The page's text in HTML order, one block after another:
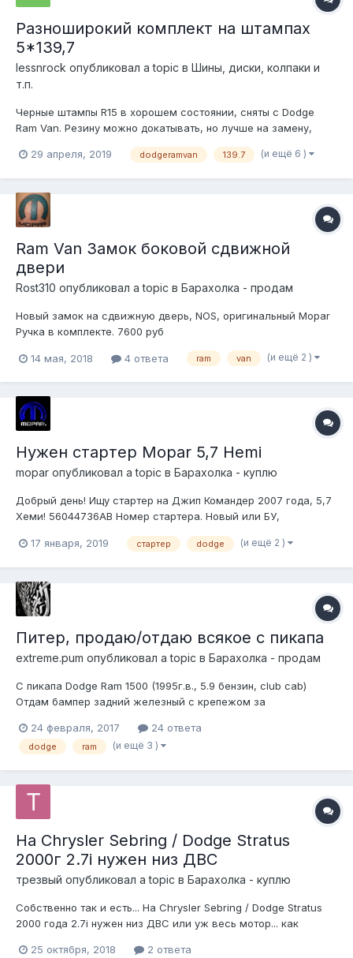
Разноширокий комплект на штампах
5*139,7
lessnrock опубликовал a topic в Шины, диски, колпаки и
т.п.
Черные штампы R15 в хорошем состоянии, сняты с Dodge
Ram Van. Резину можно докатывать, но лучше на замену,
Есть также два дополнительных колеса 8'' в этом дизайне.
29 апреля, 2019 dodgeramvan 139.7 (и ещё 6 )
Ram Van Замок боковой сдвижной
двери
Rost310 опубликовал a topic в Барахолка - продам
Новый замок на сдвижную дверь, NOS, оригинальный Mopar
Ручка в комплекте. 7600 руб
14 мая, 2018 4 ответа ram van (и ещё 2 )
Нужен стартер Mopar 5,7 Hemi
mopar опубликовал a topic в Барахолка - куплю
Добрый день! Ищу стартер на Джип Командер 2007 года, 5,7
Хеми! 56044736AB Номер стартера. Новый или БУ,
могу, надо срочно!
17 января, 2019 стартер dodge (и ещё 2 )
Питер, продаю/отдаю всякое с пикапа
extreme.pum опубликовал a topic в Барахолка - продам
С пикапа Dodge Ram 1500 (1995г.в., 5.9 бензин, club cab)
Отдам бампер задний железный с крепежом за
со стойками и ушами на тех же условиях. Продам задние
фонари светодиоды. Фотку скину, всё работает, просто
24 февраля, 2017 24 ответа
dodge ram (и ещё 3 )
На Chrysler Sebring / Dodge Stratus
2000г 2.7i нужен низ ДВС
трезвый опубликовал a topic в Барахолка - куплю
Собственно так и есть... На Chrysler Sebring / Dodge Stratus
2000 года 2.7i нужен низ ДВС или уж весь мотор... как
25 октября, 2018
2 ответа